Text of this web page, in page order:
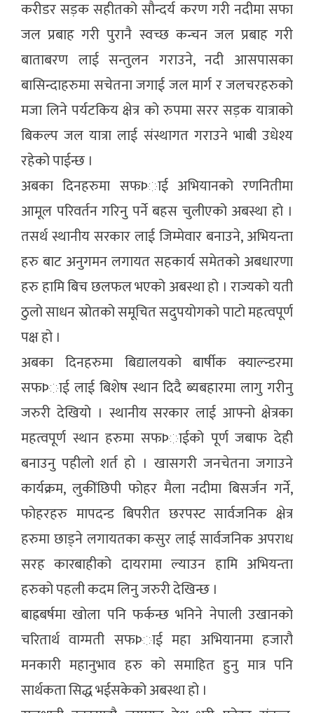
करीडर सड़क सहीतको सौन्दर्य करण गरी नदीमा सफा
जल प्रबाह गरी पुरानै स्वच्छ कन्चन जल प्रबाह गरी
बाताबरण लाई सन्तुलन गराउने, नदी आसपासका
बासिन्दाहरुमा सचेतना जगाई जल मार्ग र जलचरहरुको
मजा लिने पर्यटकिय क्षेत्र को रुपमा सरर सड़क यात्राको
बिकल्प जल यात्रा लाई संस्थागत गराउने भाबी उधेश्य
रहेको पाईन्छ ।
अबका दिनहरुमा सफÞाई अभियानको रणनितीमा
आमूल परिवर्तन गरिनु पर्ने बहस चुलीएको अबस्था हो ।
तसर्थ स्थानीय सरकार लाई जिम्मेवार बनाउने, अभियन्ता
हरु बाट अनुगमन लगायत सहकार्य समेतको अबधारणा
हरु हामि बिच छलफल भएको अबस्था हो । राज्यको यती
ठुलो साधन स्रोतको समूचित सदुपयोगको पाटो महत्वपूर्ण
पक्ष हो ।
अबका दिनहरुमा बिद्यालयको बार्षीक क्याल्न्डरमा
सफÞाई लाई बिशेष स्थान दिदै ब्यबहारमा लागु गरीनु
जरुरी देखियो । स्थानीय सरकार लाई आफ्नो क्षेत्रका
महत्वपूर्ण स्थान हरुमा सफÞाईको पूर्ण जबाफ देही
बनाउनु पहीलो शर्त हो । खासगरी जनचेतना जगाउने
कार्यक्रम, लुकींछिपी फोहर मैला नदीमा बिसर्जन गर्ने,
फोहरहरु मापदन्ड बिपरीत छरपस्ट सार्वजनिक क्षेत्र
हरुमा छाड्ने लगायतका कसुर लाई सार्वजनिक अपराध
सरह कारबाहीको दायरामा ल्याउन हामि अभियन्ता
हरुको पहली कदम लिनु जरुरी देखिन्छ ।
बाह्रबर्षमा खोला पनि फर्कन्छ भनिने नेपाली उखानको
चरितार्थ वाग्मती सफÞाई महा अभियानमा हजारौ
मनकारी महानुभाव हरु को समाहित हुनु मात्र पनि
सार्थकता सिद्ध भईसकेको अबस्था हो ।